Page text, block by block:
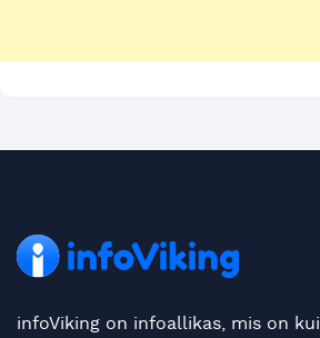
infoViking on infoallikas, mis on kui